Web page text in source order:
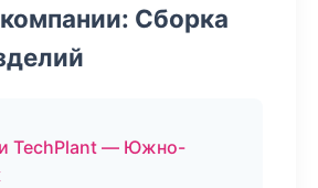
Сборка
TechPlant — Южно-